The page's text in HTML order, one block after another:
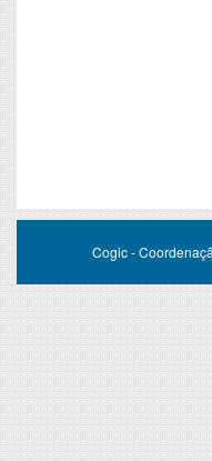
Cogic -